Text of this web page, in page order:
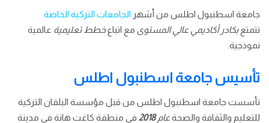
جامعة اسطنبول اطلس من أشهر الجامعات التركية الخاصة
تتمتعبكادر أكاديمي عالي المستوى مع اتباعخطط تعليمية عالمية
نموذجية.
تأسيس جامعة اسطنبول اطلس
تأسست جامعة اسطنبول اطلس من قبل مؤسسة البلقان التركية
للتعليم والثقافة والصحةعام2018 في منطقة كاغت هانة في مدينة